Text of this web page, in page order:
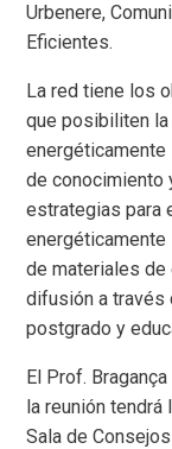
Urbenere,
Eficientes.
La red tiene los
que posibiliten
de conocimiento
estrategias para
de materiales
difusión a través
postgrado y
El Prof.
la reunión tendrá
Sala de